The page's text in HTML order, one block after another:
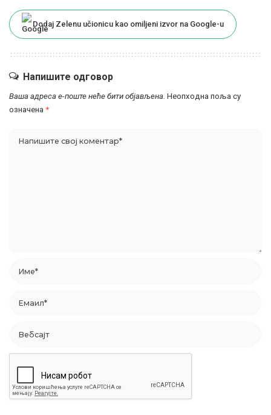
Dodaj Zelenu učionicu kao omiljeni izvor na Google-u
Напишите одговор
Ваша адреса е-поште неће бити објављена. Неопходна поља су
означена *